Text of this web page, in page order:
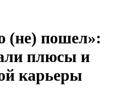
(не) пошел»:
плюсы и
карьеры